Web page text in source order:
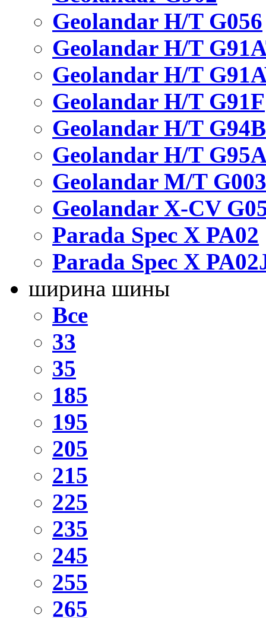
Geolandar H/T G056
Geolandar H/T
Geolandar H/T
Geolandar H/T G91F
Geolandar H/T
Geolandar H/T
Geolandar M/T G003
Geolandar X-CV
Parada Spec X PA02
Parada Spec X
ширина шины
Все
33
35
185
195
205
215
225
235
245
255
265